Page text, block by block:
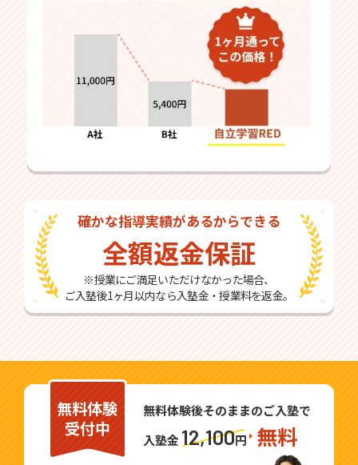
確かな指導実績があるからできる
全額返金保証
※授業にご満足いただけなかった場合、
ご入塾後1ヶ月以内なら入塾金・授業料を返金。
無料体験
受付中
無料体験後そのままのご入塾で
入塾金 12,100円 無料